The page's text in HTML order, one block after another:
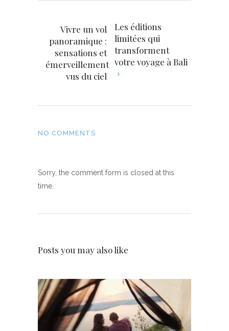
Vivre un vol
panoramique :
sensations et
émerveillement
vus du ciel
Les éditions
limitées qui
transforment
votre voyage à Bali
NO COMMENTS
Sorry, the comment form is closed at this
time.
Posts you may also like